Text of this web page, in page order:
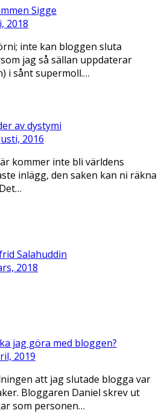
Sigge
2018
inte kan bloggen sluta
jag så sällan uppdaterar
i sånt supermoll.…
av dystymi
2016
kommer inte bli världens
inlägg, den saken kan ni räkna
Salahuddin
2018
jag göra med bloggen?
2019
att jag slutade blogga var
Bloggaren Daniel skrev ut
som personen…